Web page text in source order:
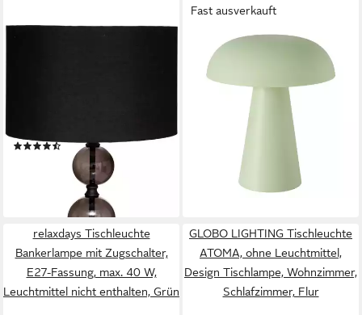
(14)
UVP 48,99 €
lieferbar - in 3-4 Werktagen bei dir
Fast ausverkauft
BOLTZE GRUPPE GMBH
LED Tischleuchte Boltze
Tischleuchte Adelia hellgrün,
lieferbar - in 3-4 Werktagen bei dir
relaxdays Tischleuchte
Bankerlampe mit Zugschalter,
E27-Fassung, max. 40 W,
Leuchtmittel nicht enthalten, Grün
GLOBO LIGHTING Tischleuchte
ATOMA, ohne Leuchtmittel,
Design Tischlampe, Wohnzimmer,
Schlafzimmer, Flur